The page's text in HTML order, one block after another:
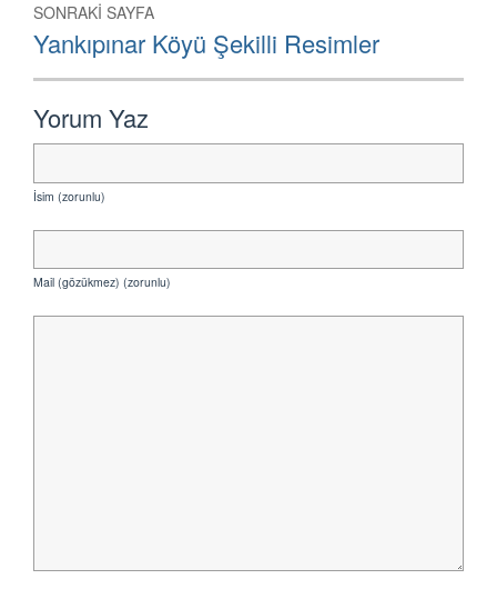
SONRAKI SAYFA
Sonraki
Sayfa:
Yankıpınar Köyü Şekilli Resimler
Yorum Yaz
İsim (zorunlu)
Mail (gözükmez) (zorunlu)